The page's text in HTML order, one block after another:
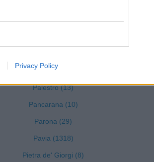
Privacy Policy
Nicorvo (3)
Ottobiano (9)
Palestro (13)
Pancarana (10)
Parona (29)
Pavia (1318)
Pietra de' Giorgi (8)